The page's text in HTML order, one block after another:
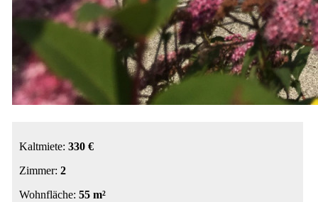
Kaltmiete: 330 €
Zimmer: 2
Wohnfläche: 55 m²